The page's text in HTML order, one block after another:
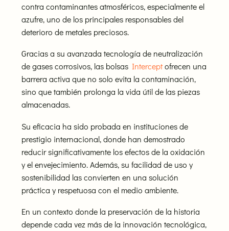
contra contaminantes atmosféricos, especialmente el
azufre, uno de los principales responsables del
deterioro de metales preciosos.
Gracias a su avanzada tecnología de neutralización
de gases corrosivos, las bolsas Interceptofrecen una
barrera activa que no solo evita la contaminación,
sino que también prolonga la vida útil de las piezas
almacenadas.
Su eficacia ha sido probada en instituciones de
prestigio internacional, donde han demostrado
reducir significativamente los efectos de la oxidación
y el envejecimiento. Además, su facilidad de uso y
sostenibilidad las convierten en una solución
práctica y respetuosa con el medio ambiente.
En un contexto donde la preservación de la historia
depende cada vez más de la innovación tecnológica,